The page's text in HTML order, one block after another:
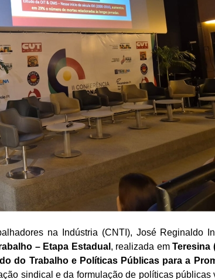
na Indústria (CNTI), José Reginaldo
– Etapa Estadual , realizada emTeresina
do Trabalho e Políticas Públicas para a
sindical e da formulação de políticas